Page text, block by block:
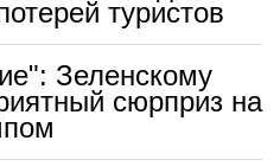
туристов
Зеленскому
сюрприз на